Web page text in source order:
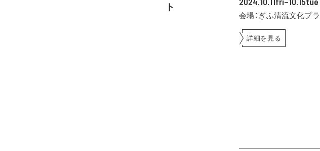
会場：ぎふ清流文化プラ
詳細を見る